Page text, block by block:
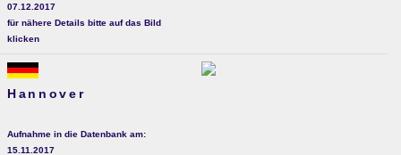
07.12.2017
für nähere Details bitte auf das Bild
klicken
Hannover
Aufnahme in die Datenbank am:
15.11.2017